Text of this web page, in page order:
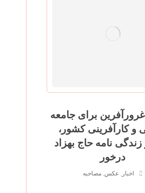
غرورآفرین برای جامعه
و کارآفرینی کشور،
زندگی نامه حاج بهزاد
درخور
اخبار , عکس,مصاحبه